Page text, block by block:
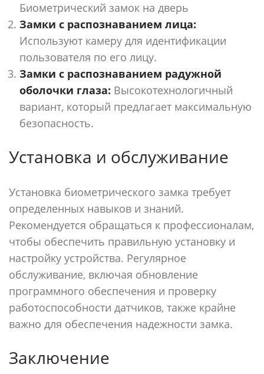
Биометрический замок на дверь
Замки с распознаванием лица:
Используют камеру для идентификации
пользователя по его лицу.
Замки с распознаванием радужной
оболочки глаза: Высокотехнологичный
вариант, который предлагает максимальную
безопасность.
Установка и обслуживание
Установка биометрического замка требует
определенных навыков и знаний.
Рекомендуется обращаться к профессионалам,
чтобы обеспечить правильную установку и
настройку устройства. Регулярное
обслуживание, включая обновление
программного обеспечения и проверку
работоспособности датчиков, также крайне
важно для обеспечения надежности замка.
Заключение